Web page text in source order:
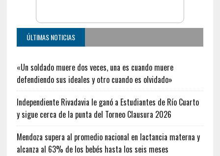
ÚLTIMAS NOTICIAS
«Un soldado muere dos veces, una es cuando muere
defendiendo sus ideales y otro cuando es olvidado»
Independiente Rivadavia le ganó a Estudiantes de Río Cuarto
y sigue cerca de la punta del Torneo Clausura 2026
Mendoza supera al promedio nacional en lactancia materna y
alcanza al 63% de los bebés hasta los seis meses